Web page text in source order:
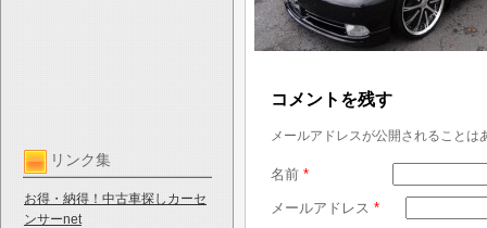
リンク集
お得・納得！中古車探しカーセ
ンサーnet
コメントを残す
メールアドレスが公開されることは
名前 *
メールアドレス *